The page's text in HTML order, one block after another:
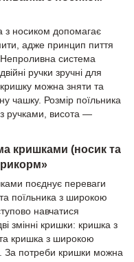
з носиком допомагає
адже принцип пиття
система
ручки зручні для
можна зняти та
чашку. Розмір поїльника
ручками, висота —
кришками (носик та
поєднує переваги
поїльника з широкою
навчатися
змінні кришки: кришка з
кришка з широкою
За потреби кришки можна